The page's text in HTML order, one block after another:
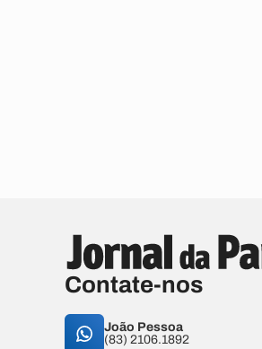
Contate-nos
João Pessoa
(83) 2106.1892